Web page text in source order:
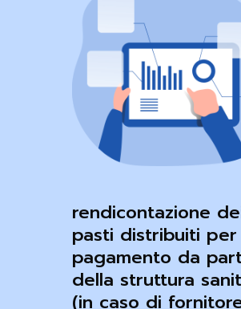
rendicontazione
pasti distribuiti per
pagamento da
della struttura
(in caso di